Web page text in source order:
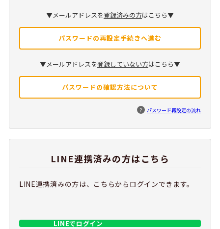
▼メールアドレスを登録済みの方はこちら▼
パスワードの再設定手続きへ進む
▼メールアドレスを登録していない方はこちら▼
パスワードの確認方法について
? パスワード再設定の流れ
LINE連携済みの方はこちら
LINE連携済みの方は、こちらからログインできます。
LINEでログイン